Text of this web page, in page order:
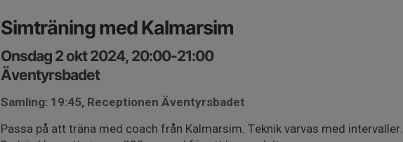
Simträning med Kalmarsim
Onsdag 2 okt 2024, 20:00-21:00
Äventyrsbadet
Samling: 19:45, Receptionen Äventyrsbadet
Passa på att träna med coach från Kalmarsim. Teknik varvas med intervaller.